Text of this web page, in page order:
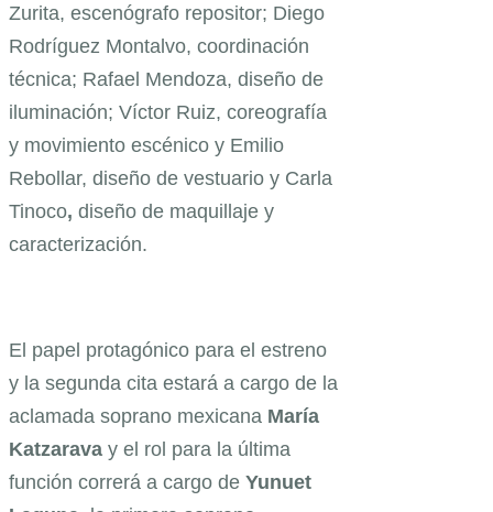
Zurita, escenógrafo repositor; Diego
Rodríguez Montalvo, coordinación
técnica; Rafael Mendoza, diseño de
iluminación; Víctor Ruiz, coreografía
y movimiento escénico y Emilio
Rebollar, diseño de vestuario y Carla
Tinoco, diseño de maquillaje y
caracterización.
El papel protagónico para el estreno
y la segunda cita estará a cargo de la
aclamada soprano mexicana María
Katzarava y el rol para la última
función correrá a cargo de Yunuet